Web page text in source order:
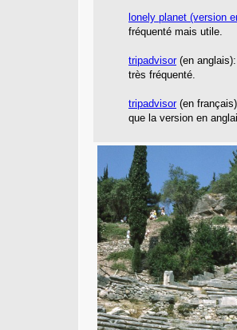
lonely planet (version
fréquenté mais utile.
tripadvisor(en
très fréquenté.
tripadvisor(en
que la version en